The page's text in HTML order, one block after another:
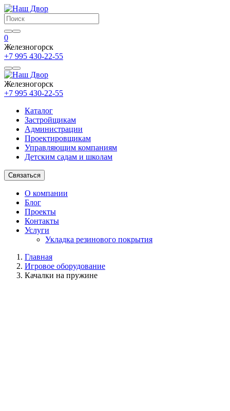
0
Железногорск
+7 995 430-22-55
Железногорск
+7 995 430-22-55
Каталог
Застройщикам
Администрации
Проектировщикам
Управляющим компаниям
Детским садам и школам
Связаться
О компании
Блог
Проекты
Контакты
Услуги
Укладка резинового покрытия
Главная
Игровое оборудование
Качалки на пружине